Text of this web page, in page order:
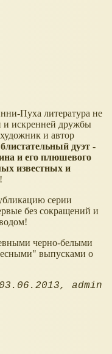
Пуха литература не
и искренней дружбы
и автор
блистательный дуэт -
и его плюшевого
известных и
!
серии
без сокращений и
черно-белыми
выпусками о
03.06.2013 admin